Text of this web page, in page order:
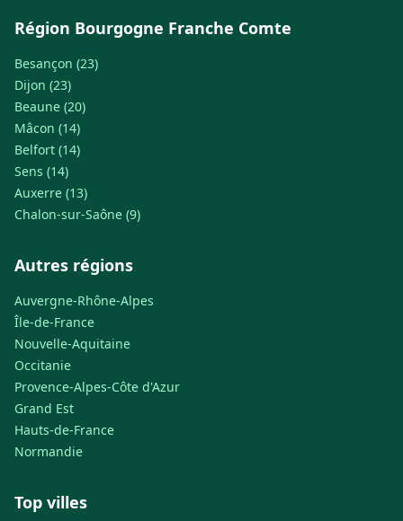
Région Bourgogne Franche Comte
Besançon (23)
Dijon (23)
Beaune (20)
Mâcon (14)
Belfort (14)
Sens (14)
Auxerre (13)
Chalon-sur-Saône (9)
Autres régions
Auvergne-Rhône-Alpes
Île-de-France
Nouvelle-Aquitaine
Occitanie
Provence-Alpes-Côte d'Azur
Grand Est
Hauts-de-France
Normandie
Top villes